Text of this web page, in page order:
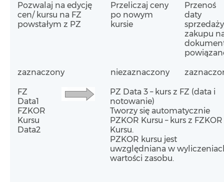
Pozwalaj na edycję
cen/ kursu na FZ
powstałym z PZ
Przeliczaj ceny
po nowym
kursie
Przenoś
daty
zakupu
zaznaczony niezaznaczony
FZ
Data1
FZKOR
Kursu
Data2
PZ Data 3 – kurs z FZ (data i
notowanie)
Tworzy się automatycznie
PZKOR Kursu – kurs z FZKOR
Kursu.
PZKOR kursu jest
uwzględniana w
wartości zasobu.